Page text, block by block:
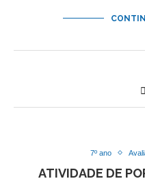
7º ano
ATIVIDADE DE